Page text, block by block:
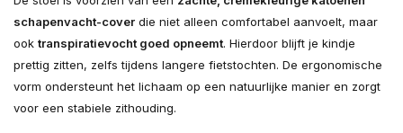
schapenvacht-cover die niet alleen comfortabel aanvoelt, maar
ook transpiratievocht goed opneemt. Hierdoor blijft je kindje
prettig zitten, zelfs tijdens langere fietstochten. De ergonomische
vorm ondersteunt het lichaam op een natuurlijke manier en zorgt
voor een stabiele zithouding.